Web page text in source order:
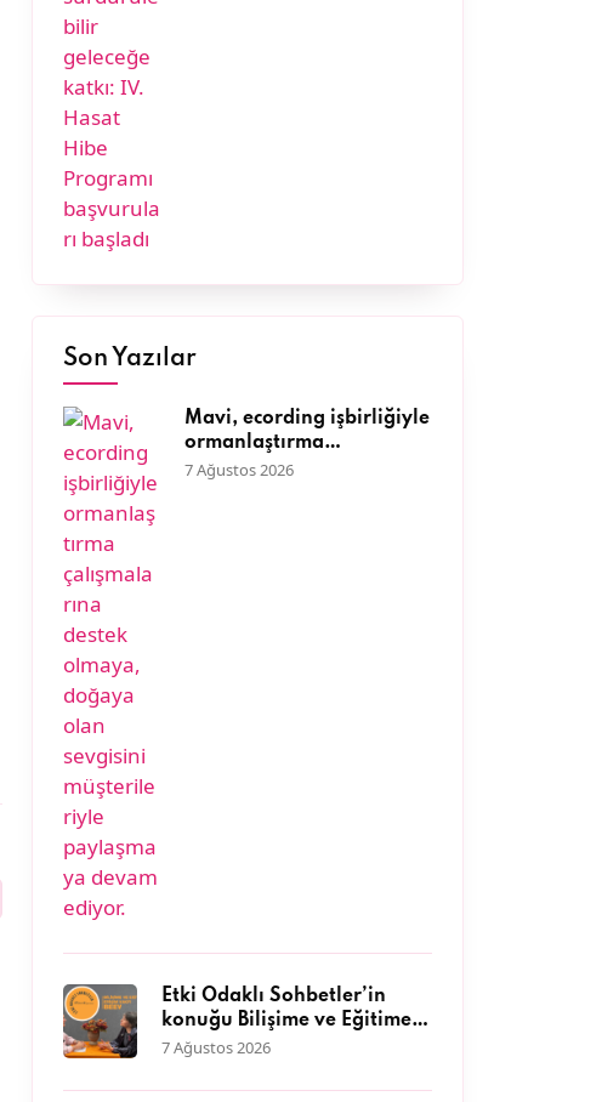
Son Yazılar
Mavi, ecording işbirliğiyle
ormanlaştırma
çalışmalarına destek
7 Ağustos 2026
Etki Odaklı Sohbetler’in
konuğu Bilişime ve Eğitime
Erişim Vakfı Genel Müdürü
7 Ağustos 2026